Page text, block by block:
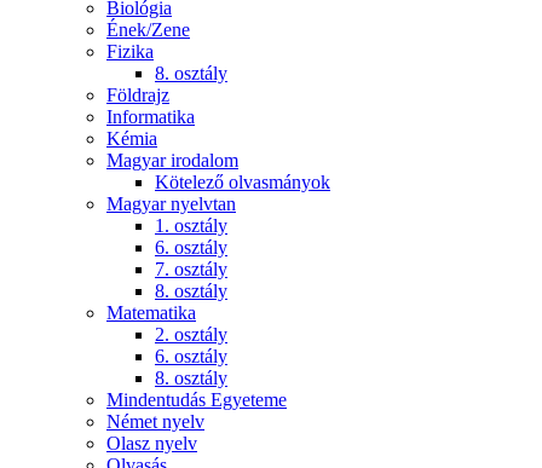
Biológia
Ének/Zene
Fizika
8. osztály
Földrajz
Informatika
Kémia
Magyar irodalom
Kötelező olvasmányok
Magyar nyelvtan
1. osztály
6. osztály
7. osztály
8. osztály
Matematika
2. osztály
6. osztály
8. osztály
Mindentudás Egyeteme
Német nyelv
Olasz nyelv